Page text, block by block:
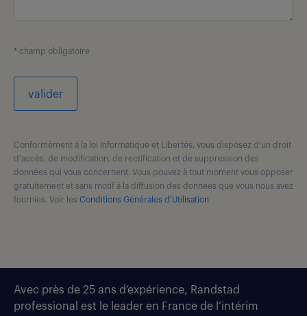
* champ obligatoire
valider
Conformément à la loi Informatique et Libertés, vous disposez d'un droit
d'accès, de modification, de rectification et de suppression des
données qui vous concernent. Vous pouvez à tout moment vous opposer
gratuitement et sans motif à la diffusion des données que vous nous avez
fournies. Voir les Conditions Générales d'Utilisation
Avec près de 25 ans d’expérience, Randstad
professional est le leader en France de l’intérim